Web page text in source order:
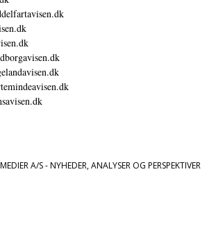
A/S - NYHEDER, ANALYSER OG PERSPEKTIVER